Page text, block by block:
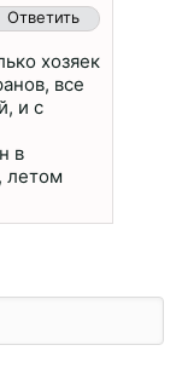
Ответить
хозяек
все
и с
в
летом